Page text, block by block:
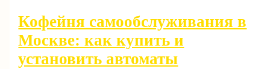
Кофейня самообслуживания в
Москве: как купить и
установить автоматы